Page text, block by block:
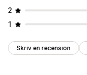
2
1
Skriv en recension